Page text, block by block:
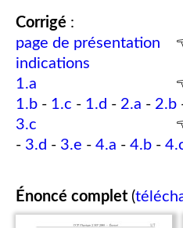
Corrigé :
page de présentation
indications
1.a
1.b - 1.c - 1.d - 2.a - 2.b
3.c
- 3.d - 3.e - 4.a - 4.b -
Énoncé complet (